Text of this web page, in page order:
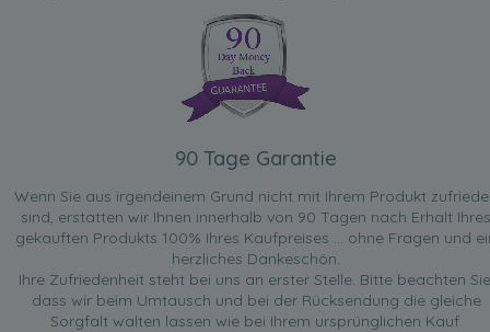
90 Tage Garantie
Wenn Sie aus irgendeinem Grund nicht mit Ihrem Produkt
sind, erstatten wir Ihnen innerhalb von 90 Tagen nach Erhalt Ihres
gekauften Produkts 100% Ihres Kaufpreises ... ohne Fragen und
herzliches Dankeschön.
Ihre Zufriedenheit steht bei uns an erster Stelle. Bitte beachten
dass wir beim Umtausch und bei der Rücksendung die gleiche
Sorgfalt walten lassen wie bei Ihrem ursprünglichen Kauf.